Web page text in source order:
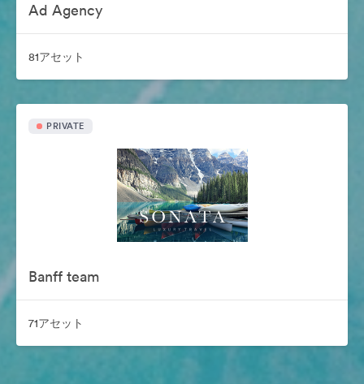
Ad Agency
81アセット
PRIVATE
Banff team
71アセット